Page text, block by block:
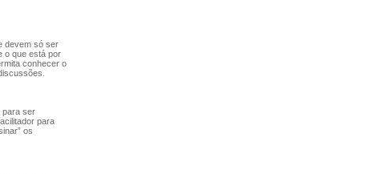
devem só ser
o que está por
conhecer o
para ser
para
os